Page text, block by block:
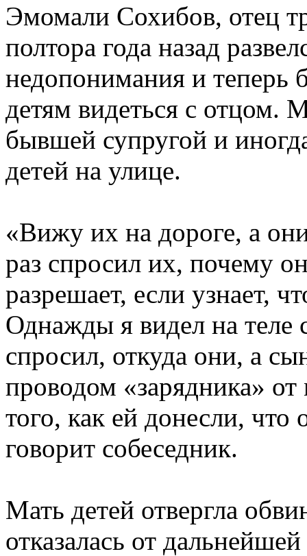
Эмомали Сохибов, отец
полтора года назад
недопонимания и теперь
детям видеться с отцом.
бывшей супругой и
детей на улице.
«Вижу их на дороге, а
раз спросил их, почему
разрешает, если узнает,
Однажды я видел на теле
спросил, откуда они, а
проводом «зарядника»
того, как ей донесли,
говорит собеседник.
Мать детей отвергла
отказалась от